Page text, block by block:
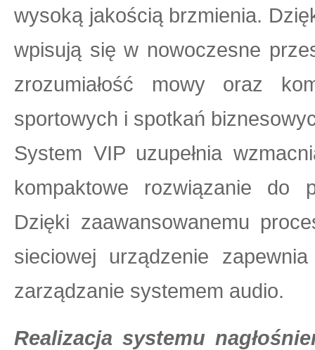
wysoką jakością brzmienia.
wpisują się w nowoczesne
zrozumiałość mowy oraz
sportowych i spotkań
System VIP uzupełnia
kompaktowe rozwiązanie do
Dzięki zaawansowanemu
sieciowej urządzenie
zarządzanie systemem audio.
Realizacja systemu